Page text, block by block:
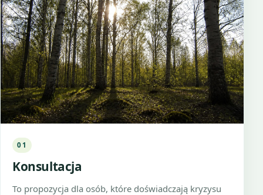
01
Konsultacja
To propozycja dla osób, które doświadczają kryzysu